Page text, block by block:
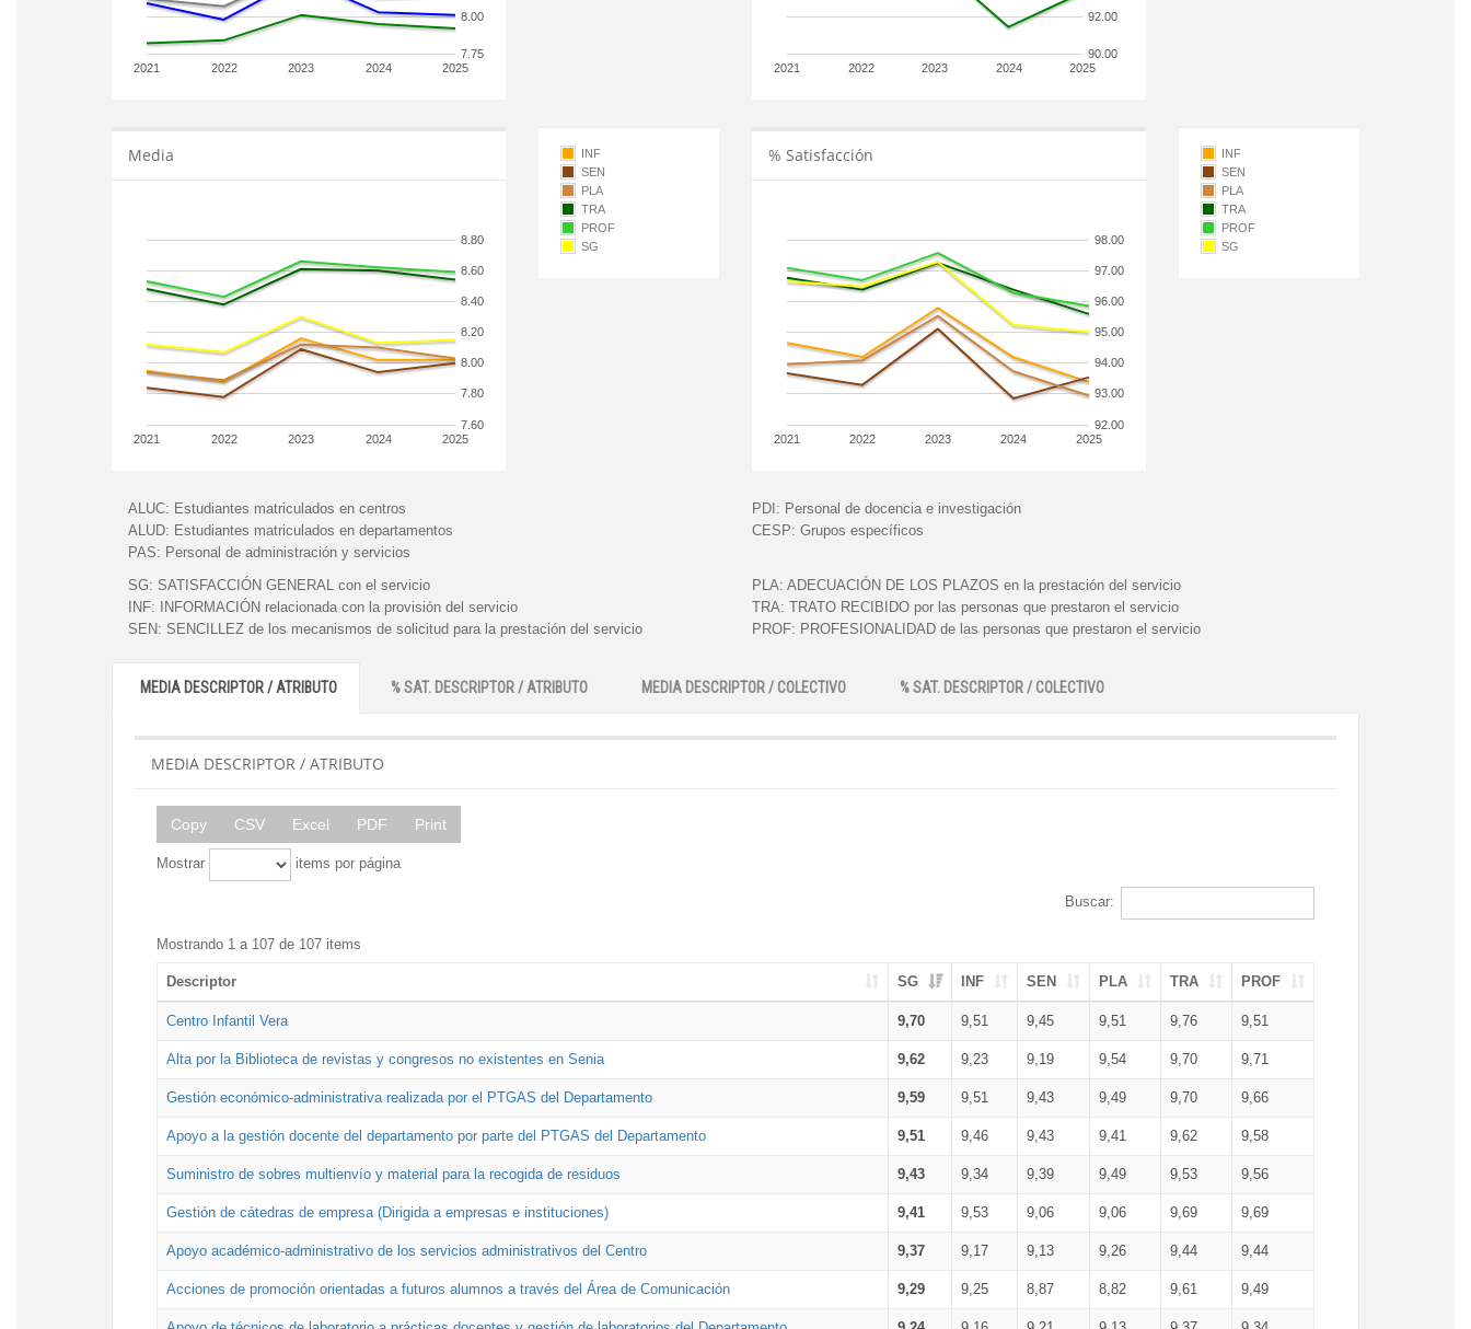
2021 2022 2023 2024 2025
7.75
8.00
2021 2022 2023 2024 2025
90.00
92.00
Media
2021 2022 2023 2024 2025
7.60
7.80
8.00
8.20
8.40
8.60
8.80
INF
SEN
PLA
TRA
PROF
SG
% Satisfacción
2021 2022 2023 2024 2025
92.00
93.00
94.00
95.00
96.00
97.00
98.00
INF
SEN
PLA
TRA
PROF
SG
ALUC: Estudiantes matriculados en centros
ALUD: Estudiantes matriculados en departamentos
PAS: Personal de administración y servicios
PDI: Personal de docencia e investigación
CESP: Grupos específicos
SG: SATISFACCIÓN GENERAL con el servicio
INF:
INFORMACIÓN relacionada con la provisión del servicio
SEN: SENCILLEZ de los mecanismos de solicitud para la prestación del servicio
PLA: ADECUACIÓN DE LOS PLAZOS en la prestación del servicio
TRA: TRATO RECIBIDO por las personas que prestaron el servicio
PROF: PROFESIONALIDAD de las personas que prestaron el servicio
MEDIA DESCRIPTOR / ATRIBUTO % SAT. DESCRIPTOR / ATRIBUTO MEDIA DESCRIPTOR / COLECTIVO % SAT. DESCRIPTOR / COLECTIVO
MEDIA DESCRIPTOR / ATRIBUTO
Copy CSV Excel PDF Print
Mostrar items por página
Buscar:
Mostrando 1 a 107 de 107 items
Descriptor SG INF SEN PLA TRA PROF
Centro Infantil Vera 9,70 9,51 9,45 9,51 9,76 9,51
Alta por la Biblioteca de revistas y congresos no existentes en Senia 9,62 9,23 9,19 9,54 9,70 9,71
Gestión económico-administrativa realizada por el PTGAS del Departamento 9,59 9,51 9,43 9,49 9,70 9,66
Apoyo a la gestión docente del departamento por parte del PTGAS del Departamento 9,51 9,46 9,43 9,41 9,62 9,58
Suministro de sobres multienvío y material para la recogida de residuos 9,43 9,34 9,39 9,49 9,53 9,56
Gestión de cátedras de empresa (Dirigida a empresas e instituciones) 9,41 9,53 9,06 9,06 9,69 9,69
Apoyo académico-administrativo de los servicios administrativos del Centro 9,37 9,17 9,13 9,26 9,44 9,44
Acciones de promoción orientadas a futuros alumnos a través del Área de Comunicación 9,29 9,25 8,87 8,82 9,61 9,49